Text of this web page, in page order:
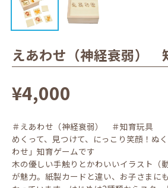
えあわせ（神経衰弱）
¥4,000
＃えあわせ（神経衰弱） ＃知育玩具
めくって、見つけて、にっこり笑顔！ぬ
わせ」知育ゲームです
木の優しい手触りとかわいいイラスト（
が魅力。紙製カードと違い、お子さまに